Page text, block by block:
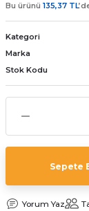
Bu ürünü 135,37 TL
Kategori
Marka
Stok Kodu
Sepete
Yorum Yaz